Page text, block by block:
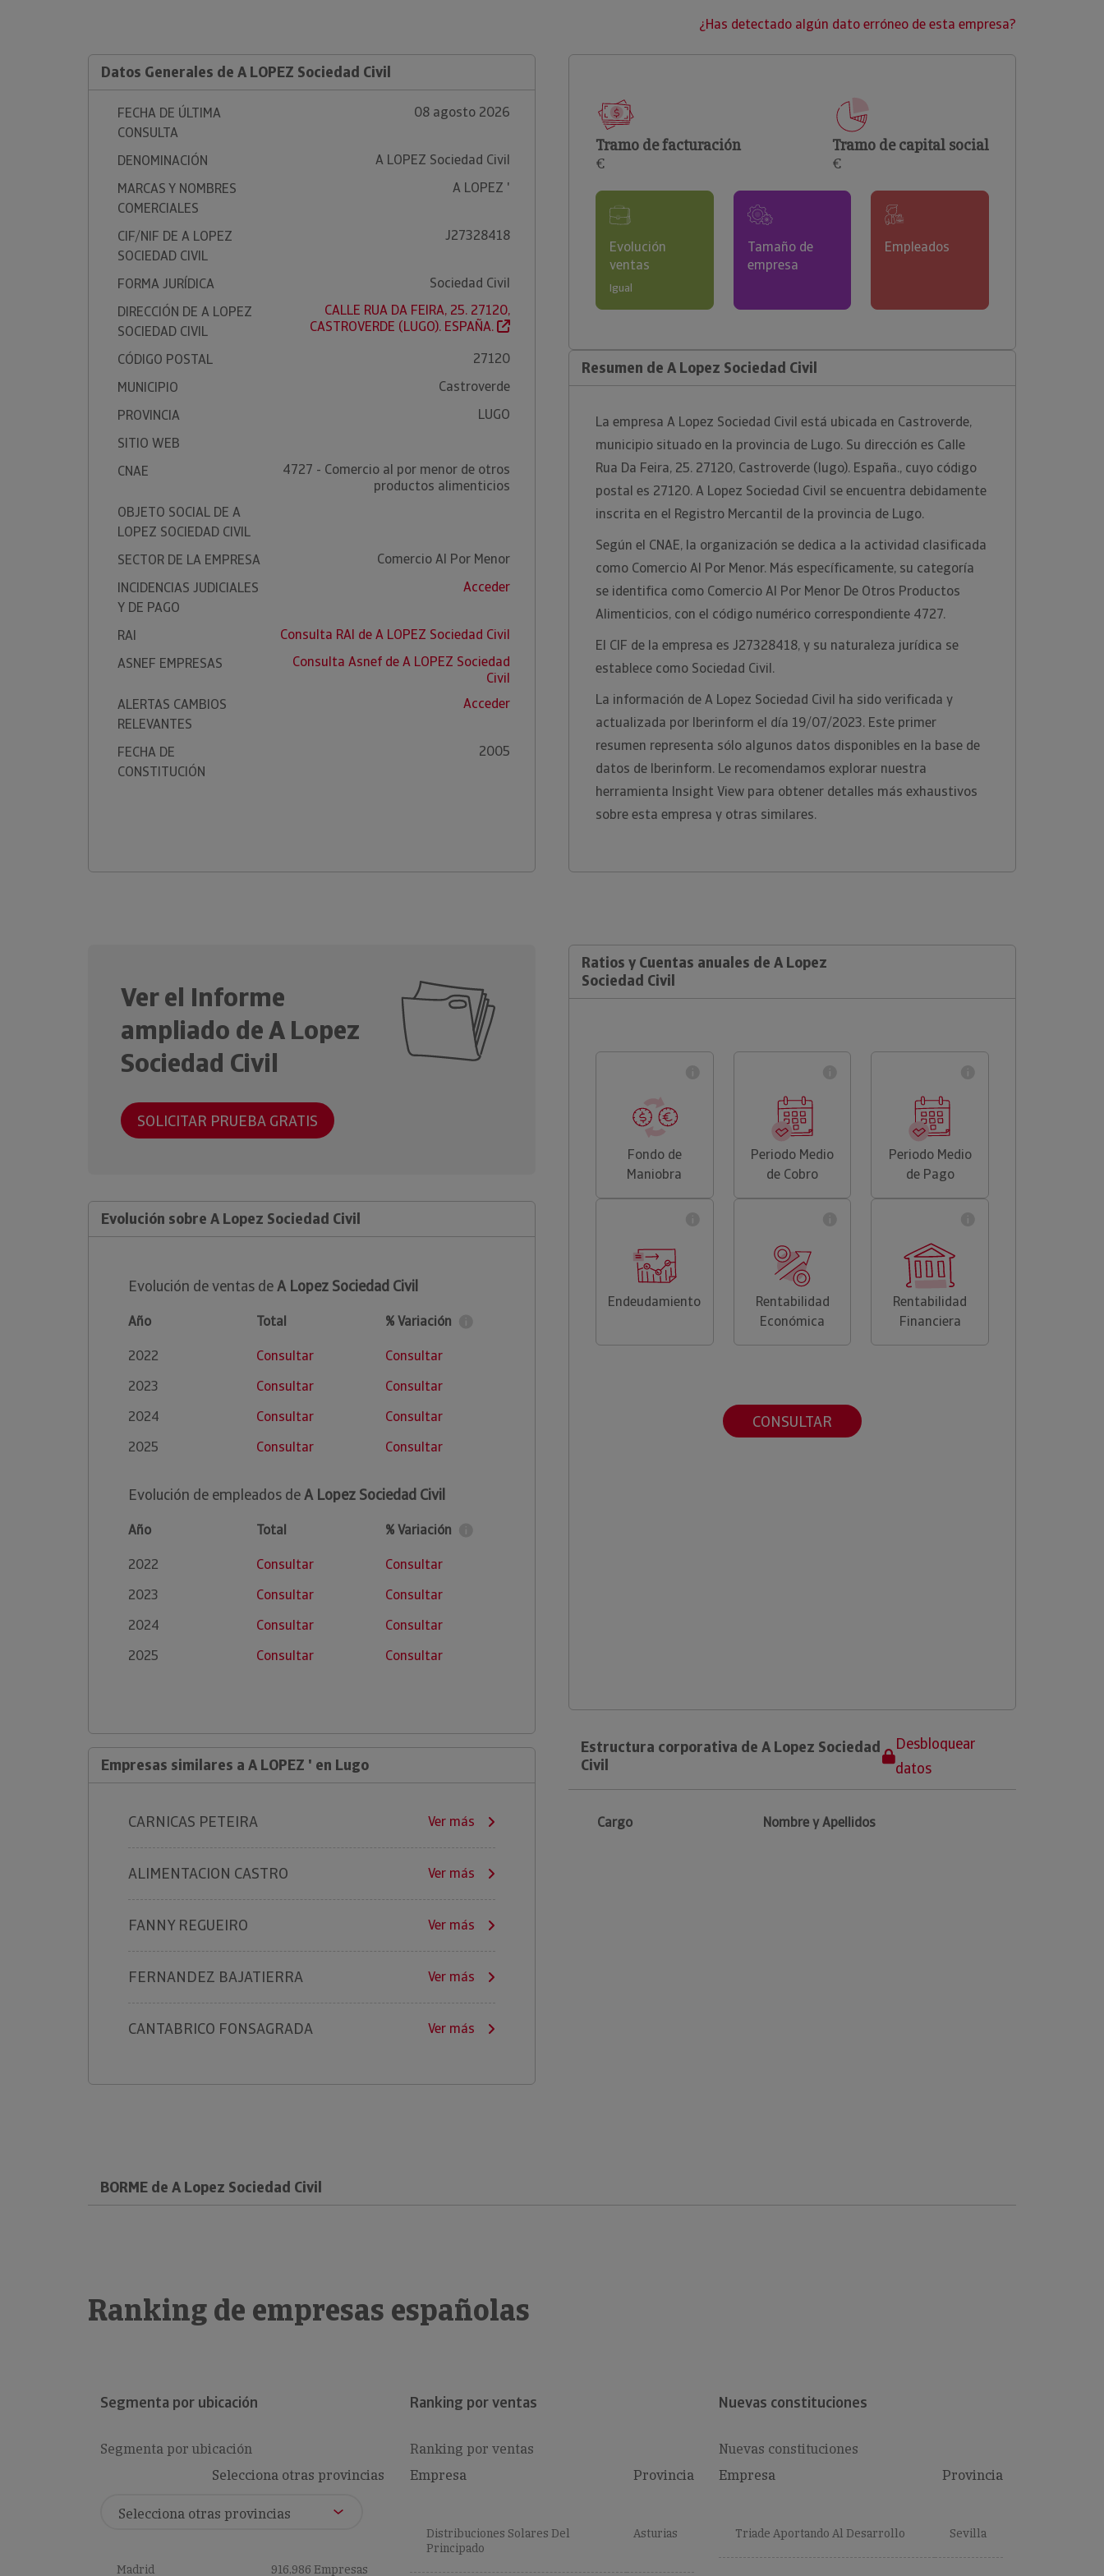
clientes.
¿Has detectado algún dato erróneo de esta empresa?
Datos Generales de A LOPEZ Sociedad Civil
FECHA DE ÚLTIMA
CONSULTA
08 agosto 2026
DENOMINACIÓN
A LOPEZ Sociedad Civil
MARCAS Y NOMBRES
COMERCIALES
A LOPEZ '
CIF/NIF DE A LOPEZ
SOCIEDAD CIVIL
J27328418
FORMA JURÍDICA
Sociedad Civil
DIRECCIÓN DE A LOPEZ
SOCIEDAD CIVIL
CALLE RUA DA FEIRA, 25. 27120,
CASTROVERDE (LUGO). ESPAÑA.
CÓDIGO POSTAL
27120
MUNICIPIO
Castroverde
PROVINCIA
LUGO
SITIO WEB
CNAE
4727 - Comercio al por menor de otros
productos alimenticios
OBJETO SOCIAL DE A
LOPEZ SOCIEDAD CIVIL
SECTOR DE LA EMPRESA
Comercio Al Por Menor
INCIDENCIAS JUDICIALES
Y DE PAGO
Acceder
RAI
Consulta RAI de A LOPEZ Sociedad Civil
ASNEF EMPRESAS
Consulta Asnef de A LOPEZ Sociedad
Civil
ALERTAS CAMBIOS
RELEVANTES
Acceder
FECHA DE
CONSTITUCIÓN
2005
Tramo de facturación
€
Tramo de capital social
€
Evolución
ventas
Igual
Tamaño de
empresa
Empleados
Resumen de A Lopez Sociedad Civil
La empresa A Lopez Sociedad Civil está ubicada en Castroverde,
municipio situado en la provincia de Lugo. Su dirección es Calle
Rua Da Feira, 25. 27120, Castroverde (lugo). España., cuyo código
postal es 27120. A Lopez Sociedad Civil se encuentra debidamente
inscrita en el Registro Mercantil de la provincia de Lugo.
Según el CNAE, la organización se dedica a la actividad clasificada
como Comercio Al Por Menor. Más específicamente, su categoría
se identifica como Comercio Al Por Menor De Otros Productos
Alimenticios, con el código numérico correspondiente 4727.
El CIF de la empresa es J27328418, y su naturaleza jurídica se
establece como Sociedad Civil.
La información de A Lopez Sociedad Civil ha sido verificada y
actualizada por Iberinform el día 19/07/2023. Este primer
resumen representa sólo algunos datos disponibles en la base de
datos de Iberinform. Le recomendamos explorar nuestra
herramienta Insight View para obtener detalles más exhaustivos
sobre esta empresa y otras similares.
Ver el Informe
ampliado de A Lopez
Sociedad Civil
SOLICITAR PRUEBA GRATIS
Evolución sobre A Lopez Sociedad Civil
Evolución de ventas deA Lopez Sociedad Civil
Año Total
% Variación
2022
Consultar
Consultar
2023
Consultar
Consultar
2024
Consultar
Consultar
2025
Consultar Consultar
Evolución de empleados deA Lopez Sociedad Civil
Año Total
% Variación
2022
Consultar
Consultar
2023
Consultar
Consultar
2024
Consultar
Consultar
2025
Consultar Consultar
Empresas similares a A LOPEZ ' en Lugo
CARNICAS PETEIRA Ver más
ALIMENTACION CASTRO Ver más
FANNY REGUEIRO Ver más
FERNANDEZ BAJATIERRA Ver más
CANTABRICO FONSAGRADA Ver más
Ratios y Cuentas anuales de A Lopez
Sociedad Civil
Fondo de
Maniobra
Periodo Medio
de Cobro
Periodo Medio
de Pago
Endeudamiento
Rentabilidad
Económica
Rentabilidad
Financiera
CONSULTAR
Estructura corporativa de A Lopez Sociedad
Civil
Desbloquear
datos
Cargo Nombre y Apellidos
BORME de A Lopez Sociedad Civil
Ranking de empresas españolas
Segmenta por ubicación
Segmenta por ubicación
Selecciona otras provincias
Madrid 916,986 Empresas
Ranking por ventas
Ranking por ventas
Empresa
Provincia
Distribuciones Solares Del
Principado
Asturias
Nuevas constituciones
Nuevas constituciones
Empresa
Provincia
Triade Aportando Al Desarrollo Sevilla